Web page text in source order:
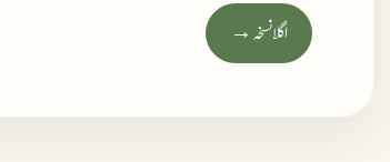
اگلا نسخہ →